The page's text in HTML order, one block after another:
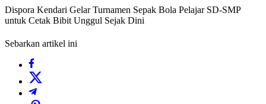
Dispora Kendari Gelar Turnamen Sepak Bola Pelajar SD-SMP
untuk Cetak Bibit Unggul Sejak Dini
Sebarkan artikel ini